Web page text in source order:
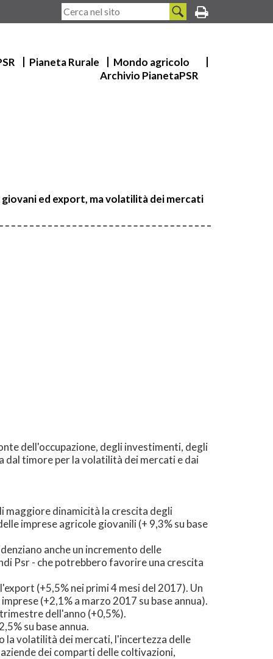
Pianeta Rurale
Mondo agricolo
Archivio PianetaPSR
ed export, ma volatilità dei mercati
dell'occupazione, degli investimenti, degli
dal timore per la volatilità dei mercati e dai
dinamicità la crescita degli
imprese agricole giovanili (+ 9,3% su base
anche un incremento delle
Psr - che potrebbero favorire una crescita
(+5,5% nei primi 4 mesi del 2017). Un
(+2,1% a marzo 2017 su base annua).
dell'anno (+0,5%).
su base annua.
la volatilità dei mercati, l'incertezza delle
dei comparti delle coltivazioni,